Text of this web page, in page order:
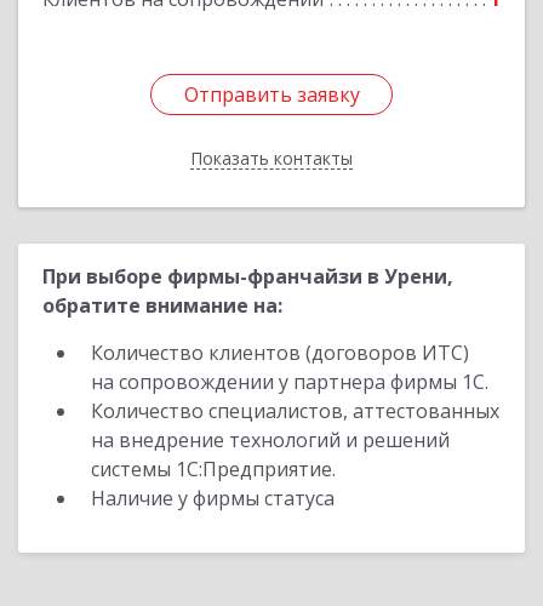
Отправить заявку
Показать контакты
Отправить заявку
Назад
При выборе фирмы-франчайзи в Урени,
обратите внимание на:
Количество клиентов (договоров ИТС)
на сопровождении у партнера фирмы 1С.
Количество специалистов, аттестованных
на внедрение технологий и решений
системы 1С:Предприятие.
Наличие у фирмы статуса